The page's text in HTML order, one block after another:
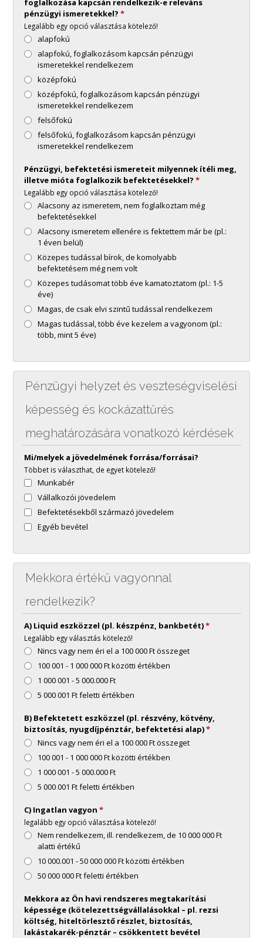
foglalkozása kapcsán rendelkezik-e releváns
pénzügyi ismeretekkel? *
Legalább egy opció választása kötelező!
alapfokú
alapfokú, foglalkozásom kapcsán pénzügyi
ismeretekkel rendelkezem
középfokú
középfokú, foglalkozásom kapcsán pénzügyi
ismeretekkel rendelkezem
felsőfokú
felsőfokú, foglalkozásom kapcsán pénzügyi
ismeretekkel rendelkezem
Pénzügyi, befektetési ismereteit milyennek ítéli meg,
illetve mióta foglalkozik befektetésekkel? *
Legalább egy opció választása kötelező!
Alacsony az ismeretem, nem foglalkoztam még
befektetésekkel
Alacsony ismeretem ellenére is fektettem már be (pl.:
1 éven belül)
Közepes tudással bírok, de komolyabb
befektetésem még nem volt
Közepes tudásomat több éve kamatoztatom (pl.: 1-5
éve)
Magas, de csak elvi szintű tudással rendelkezem
Magas tudással, több éve kezelem a vagyonom (pl.:
több, mint 5 éve)
Pénzügyi helyzet és veszteségviselési
képesség és kockázattűrés
meghatározására vonatkozó kérdések
Mi/melyek a jövedelmének forrása/forrásai?
Többet is választhat, de egyet kötelező!
Munkabér
Vállalkozói jövedelem
Befektetésekből származó jövedelem
Egyéb bevétel
Mekkora értékű vagyonnal
rendelkezik?
A) Liquid eszközzel (pl. készpénz, bankbetét)*
Legalább egy választás kötelező!
Nincs vagy nem éri el a 100 000 Ft összeget
100 001 - 1 000 000 Ft közötti értékben
1 000 001 - 5 000.000 Ft
5 000 001 Ft feletti értékben
B) Befektetett eszközzel (pl. részvény, kötvény,
biztosítás, nyugdíjpénztár, befektetési alap)*
Nincs vagy nem éri el a 100 000 Ft összeget
100 001 - 1 000 000 Ft közötti értékben
1 000 001 - 5 000.000 Ft
5 000 001 Ft feletti értékben
C) Ingatlan vagyon *
legalább egy opció választása kötelező!
Nem rendelkezem, ill. rendelkezem, de 10 000 000 Ft
alatti értékű
10 000.001 - 50 000 000 Ft közötti értékben
50 000 000 Ft feletti értékben
Mekkora az Ön havi rendszeres megtakarítási
képessége (kötelezettségvállalásokkal – pl. rezsi
költség, hiteltörlesztő részlet, biztosítás,
lakástakarék-pénztár – csökkentett bevétel